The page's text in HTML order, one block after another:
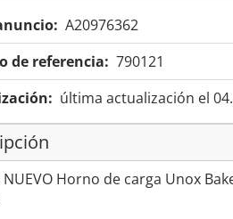
A20976362
de referencia: 790121
última actualización el
NUEVO Horno de carga Unox